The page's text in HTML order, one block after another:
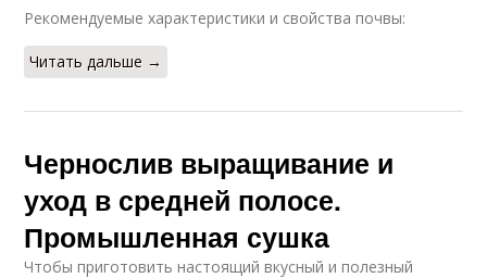
Рекомендуемые характеристики и свойства почвы:
Читать дальше →
Чернослив выращивание и
уход в средней полосе.
Промышленная сушка
Чтобы приготовить настоящий вкусный и полезный